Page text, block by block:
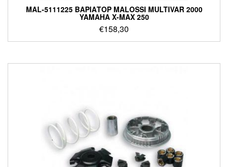
MAL-5111225 ΒΑΡΙΑΤΟΡ MALOSSI MULTIVAR 2000
YAMAHA X-MAX 250
€158,30